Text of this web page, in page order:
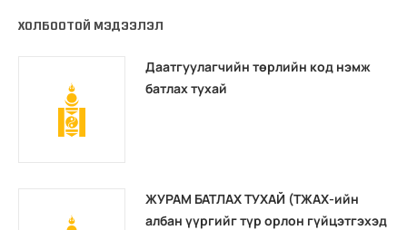
ХОЛБООТОЙ МЭДЭЭЛЭЛ
Даатгуулагчийн төрлийн код нэмж
батлах тухай
ЖУРАМ БАТЛАХ ТУХАЙ (ТЖАХ-ийн
албан үүргийг түр орлон гүйцэтгэхэд